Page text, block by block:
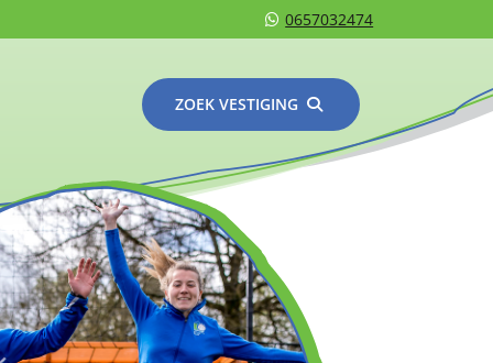
0657032474
ZOEK VESTIGING